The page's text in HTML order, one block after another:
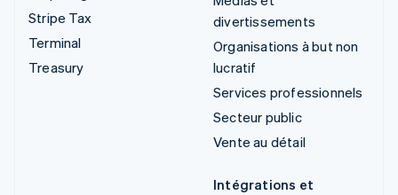
Stripe Tax
Terminal
Treasury
divertissements
Organisations à but non
lucratif
Services professionnels
Secteur public
Vente au détail
Intégrations et